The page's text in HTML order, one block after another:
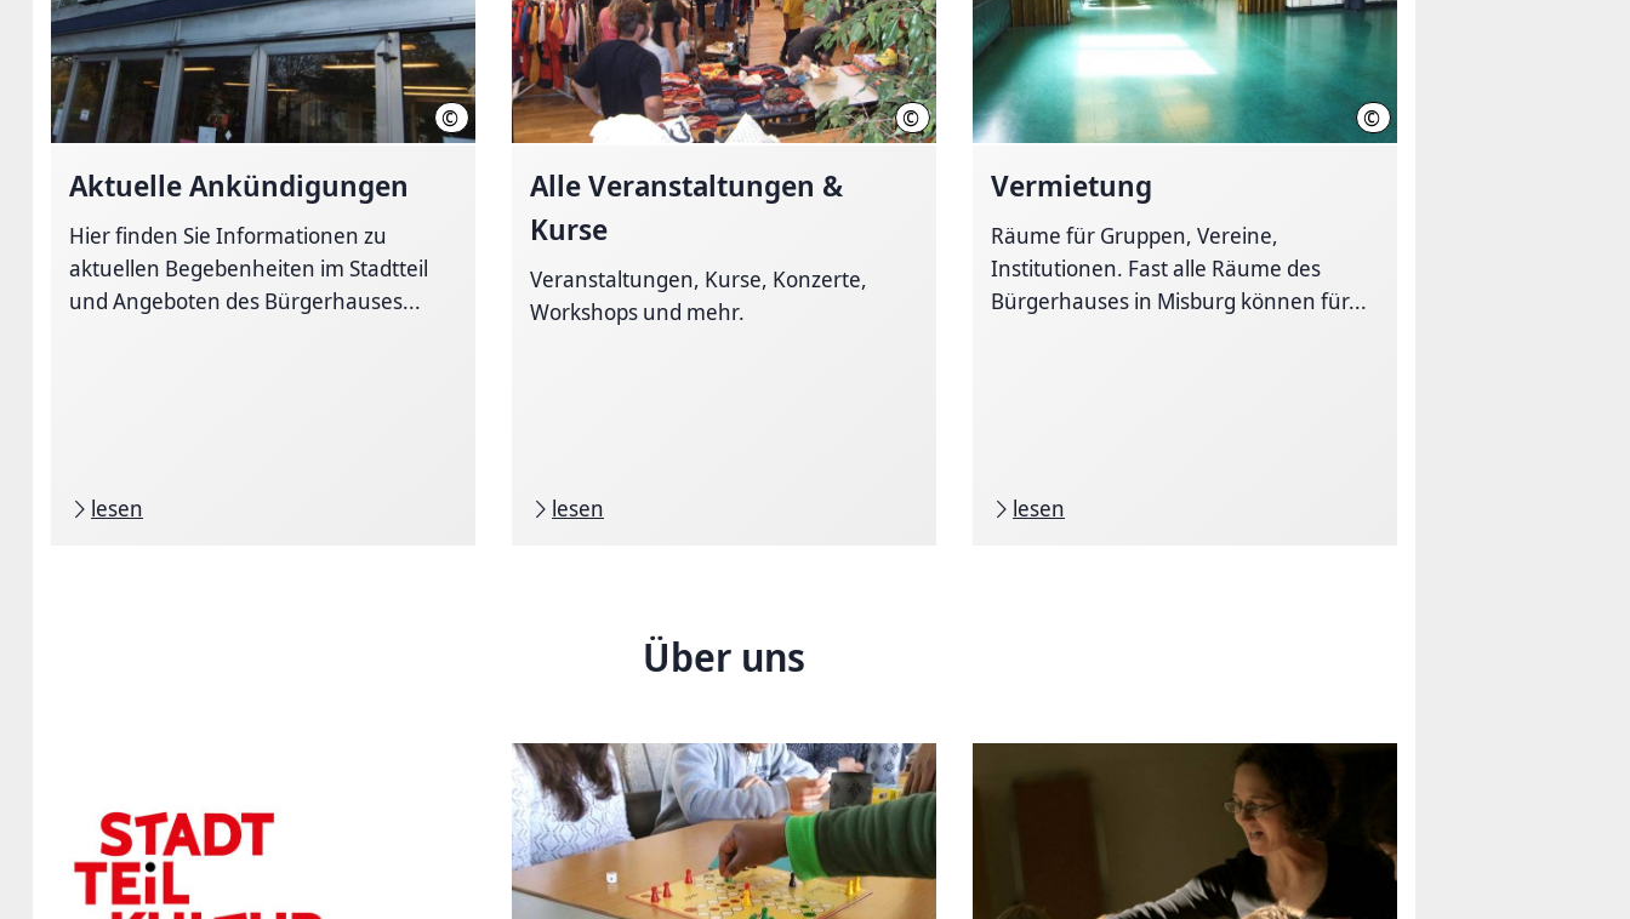
© LHH
Aktuelle Ankündigungen
Hier finden Sie Informationen zu
aktuellen Begebenheiten im Stadtteil
und Angeboten des Bürgerhauses...
lesen
© LHH
Alle Veranstaltungen &
Kurse
Veranstaltungen, Kurse, Konzerte,
Workshops und mehr.
lesen
© LHH
Vermietung
Räume für Gruppen, Vereine,
Institutionen. Fast alle Räume des
Bürgerhauses in Misburg können für...
lesen
Über uns